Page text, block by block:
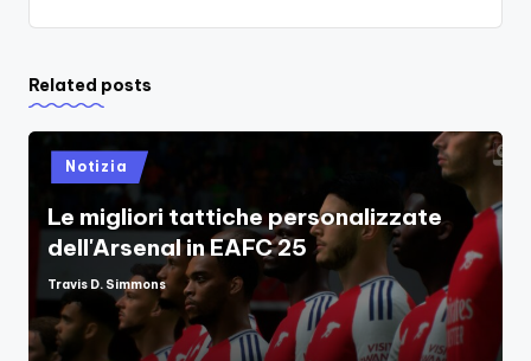
Related posts
Posted
in
Notizia
Le migliori tattiche personalizzate
dell'Arsenal in EAFC 25
Posted
Travis D. Simmons